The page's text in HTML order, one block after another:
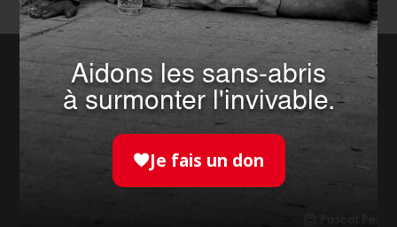
Aidons les sans-abris
à surmonter l'invivable.
Je fais un don